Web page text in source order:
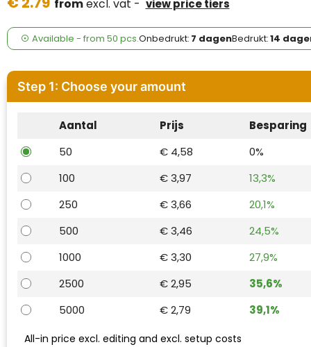
Fresh 'n Rebel
GolfOriginals
James Harvest
Kingcap
MyKit
Ocean Bottle
Parker
fromexcl. vat - view price tiers
Available - from 50 pcs.Onbedrukt: 7 dagenBedrukt:14
Step 1: Choose your amount
Aantal Prijs
Besparing
50
€ 4,58
0%
100
€ 3,97
13,3%
250
€ 3,66
20,1%
500
€ 3,46
24,5%
1000
€ 3,30
27,9%
2500
€ 2,95
35,6%
5000
€ 2,79 39,1%
All-in price excl. editing and excl. setup costs